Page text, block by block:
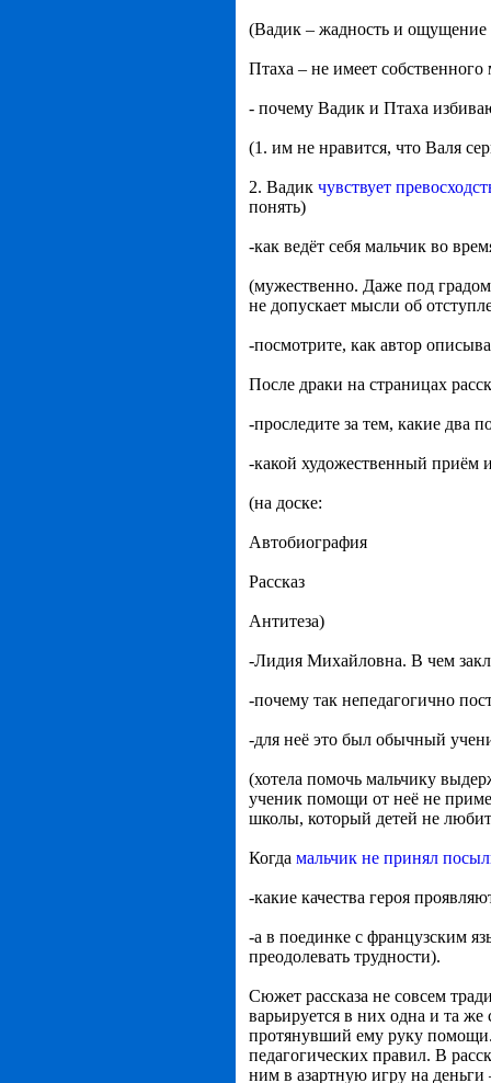
(Вадик – жадность и ощущение
Птаха – не имеет
- почему Вадик и Птаха
(1. им не нравится, что Валя
2. Вадик чувствует
понять)
-как ведёт себя мальчик во
(мужественно. Даже под
не допускает мысли об
-посмотрите, как автор
После драки на страницах
-проследите за тем, какие два
-какой художественный приём
(на доске:
Автобиография
Рассказ
Антитеза)
-Лидия Михайловна. В чем
-почему так непедагогично
-для неё это был обычный
(хотела помочь мальчику
ученик помощи от неё не
школы, который детей не
Когда мальчик не принял
-какие качества героя
-а в поединке с французским
преодолевать трудности).
Сюжет рассказа не совсем
варьируется в них одна и та
протянувший ему руку
педагогических правил. В
ним в азартную игру на